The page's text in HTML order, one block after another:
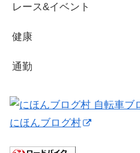
レース&イベント
健康
通勤
にほんブログ村